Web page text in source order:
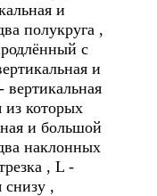
и
полукруга ,
с
и
из которых
и большой
наклонных
, L -
снизу ,